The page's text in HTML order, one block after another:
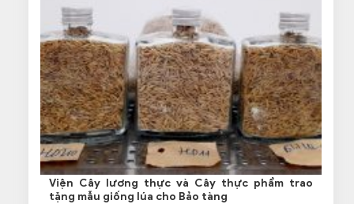
Viện Cây lương thực và Cây thực phẩm trao
tặng mẫu giống lúa cho Bảo tàng